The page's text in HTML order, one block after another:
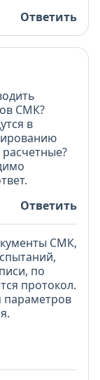
Ответить
СМК?
в
Ответить
СМК,
по
протокол.
параметров